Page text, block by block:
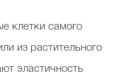
клетки самого
из растительного
эластичность